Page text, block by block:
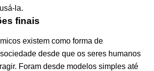
la.
finais
existem como forma de
desde que os seres humanos
Foram desde modelos simples até